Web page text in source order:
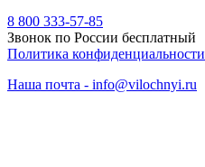
8 800 333-57-85
Звонок по России бесплатный
Политика конфиденциальности
Наша почта - info@vilochnyi.ru